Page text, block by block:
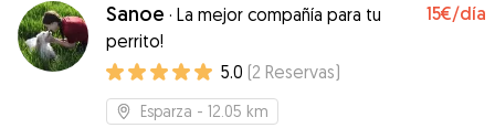
Sanoe · La mejor compañía para tu
perrito!
15€/día
5.0 (2 Reservas)
Esparza - 12.05 km